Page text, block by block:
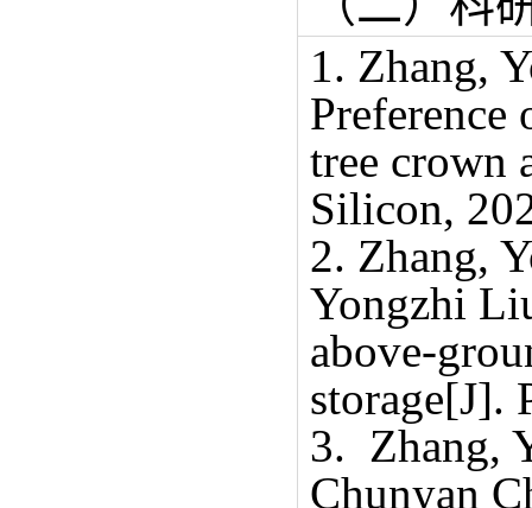
1. Zhang,
tree crown
Silicon,
2. Zhang,
Yongzhi
above-
storage[J].
3. Zhang,
Chunyan